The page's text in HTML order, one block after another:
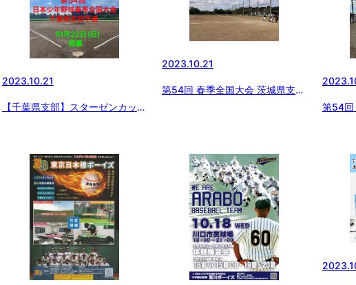
2023.10.21
【千葉県支部】スターゼンカップ
2023.10.21
第54回 春季全国大会 茨城県支部
第54